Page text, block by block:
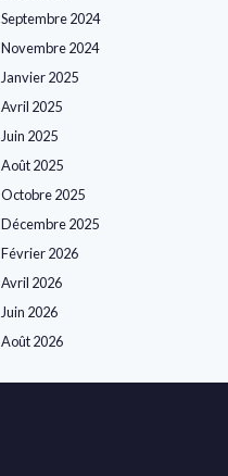
Septembre 2024
Novembre 2024
Janvier 2025
Avril 2025
Juin 2025
Août 2025
Octobre 2025
Décembre 2025
Février 2026
Avril 2026
Juin 2026
Août 2026